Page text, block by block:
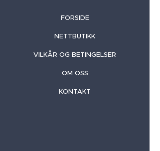
FORSIDE
NETTBUTIKK
VILKÅR OG BETINGELSER
OM OSS
KONTAKT